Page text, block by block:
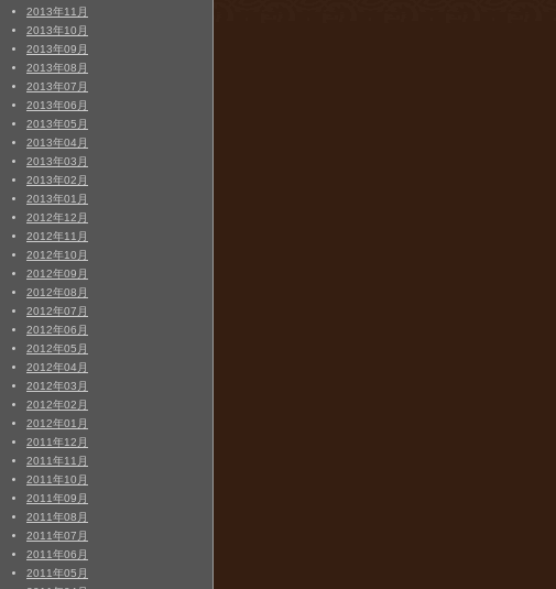
2013年11月
2013年10月
2013年09月
2013年08月
2013年07月
2013年06月
2013年05月
2013年04月
2013年03月
2013年02月
2013年01月
2012年12月
2012年11月
2012年10月
2012年09月
2012年08月
2012年07月
2012年06月
2012年05月
2012年04月
2012年03月
2012年02月
2012年01月
2011年12月
2011年11月
2011年10月
2011年09月
2011年08月
2011年07月
2011年06月
2011年05月